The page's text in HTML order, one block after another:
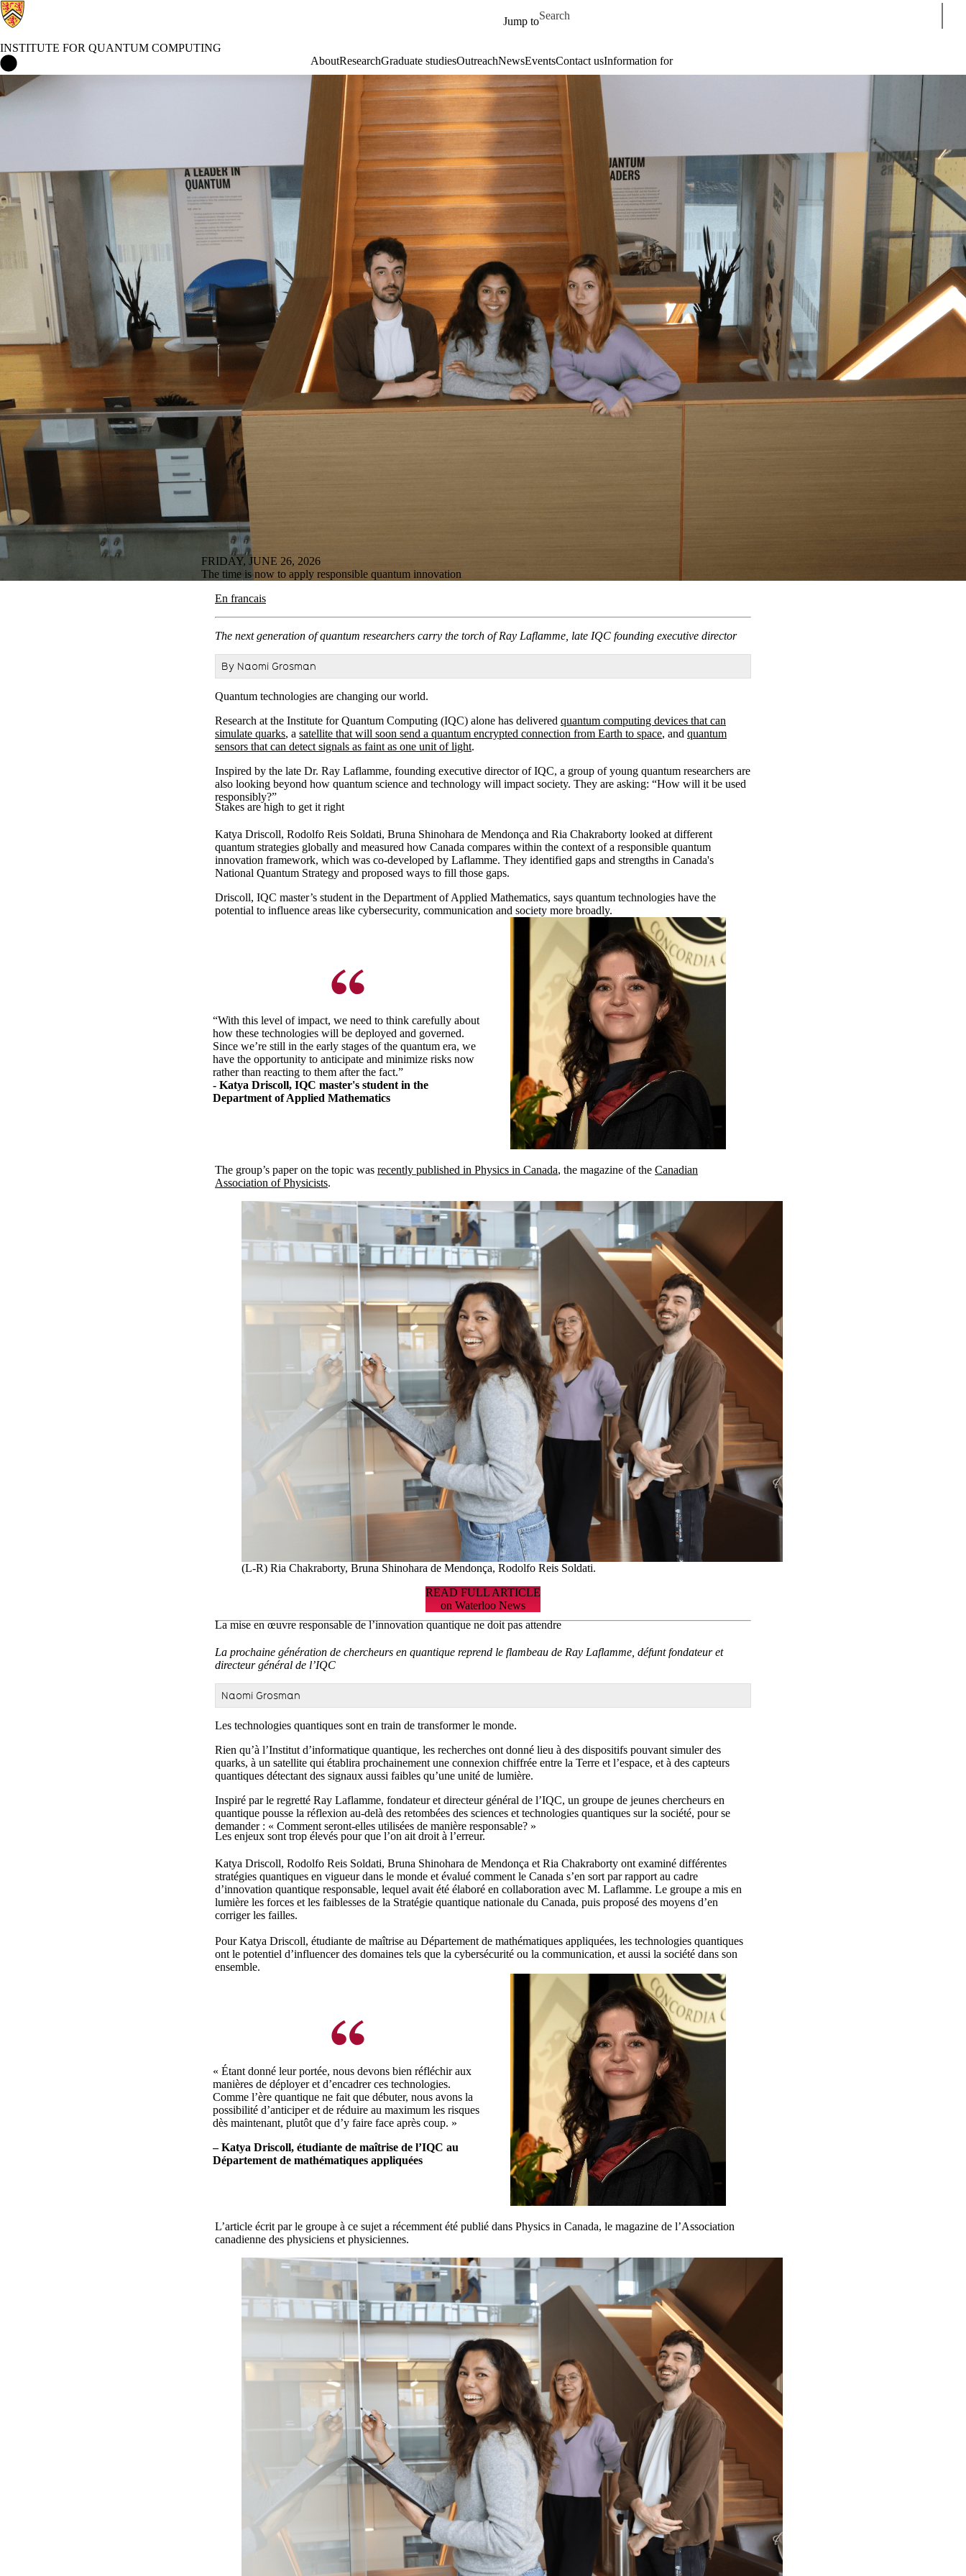
Jump to
Search for
INSTITUTE FOR QUANTUM COMPUTING
AboutResearchGraduate studiesOutreachNewsEventsContact usInformation for
FRIDAY, JUNE 26, 2026
The time is now to apply responsible quantum innovation
En francais
The next generation of quantum researchers carry the torch of Ray Laflamme, late IQC founding executive director
By Naomi Grosman
Quantum technologies are changing our world.
Research at the Institute for Quantum Computing (IQC) alone has delivered quantum computing devices that can
simulate quarks, a satellite that will soon send a quantum encrypted connection from Earth to space, and quantum
sensors that can detect signals as faint as one unit of light.
Inspired by the late Dr. Ray Laflamme, founding executive director of IQC, a group of young quantum researchers are
also looking beyond how quantum science and technology will impact society. They are asking: “How will it be used
responsibly?”
Stakes are high to get it right
Katya Driscoll, Rodolfo Reis Soldati, Bruna Shinohara de Mendonça and Ria Chakraborty looked at different
quantum strategies globally and measured how Canada compares within the context of a responsible quantum
innovation framework, which was co-developed by Laflamme. They identified gaps and strengths in Canada's
National Quantum Strategy and proposed ways to fill those gaps.
Driscoll, IQC master’s student in the Department of Applied Mathematics, says quantum technologies have the
potential to influence areas like cybersecurity, communication and society more broadly.
“With this level of impact, we need to think carefully about
how these technologies will be deployed and governed.
Since we’re still in the early stages of the quantum era, we
have the opportunity to anticipate and minimize risks now
rather than reacting to them after the fact.”
- Katya Driscoll, IQC master's student in the
Department of Applied Mathematics
The group’s paper on the topic was recently published in Physics in Canada, the magazine of the Canadian
Association of Physicists.
(L-R) Ria Chakraborty, Bruna Shinohara de Mendonça, Rodolfo Reis Soldati.
READ FULL ARTICLE
on Waterloo News
La mise en œuvre responsable de l’innovation quantique ne doit pas attendre
La prochaine génération de chercheurs en quantique reprend le flambeau de Ray Laflamme, défunt fondateur et
directeur général de l’IQC
Naomi Grosman
Les technologies quantiques sont en train de transformer le monde.
Rien qu’à l’Institut d’informatique quantique, les recherches ont donné lieu à des dispositifs pouvant simuler des
quarks, à un satellite qui établira prochainement une connexion chiffrée entre la Terre et l’espace, et à des capteurs
quantiques détectant des signaux aussi faibles qu’une unité de lumière.
Inspiré par le regretté Ray Laflamme, fondateur et directeur général de l’IQC, un groupe de jeunes chercheurs en
quantique pousse la réflexion au-delà des retombées des sciences et technologies quantiques sur la société, pour se
demander : « Comment seront-elles utilisées de manière responsable? »
Les enjeux sont trop élevés pour que l’on ait droit à l’erreur.
Katya Driscoll, Rodolfo Reis Soldati, Bruna Shinohara de Mendonça et Ria Chakraborty ont examiné différentes
stratégies quantiques en vigueur dans le monde et évalué comment le Canada s’en sort par rapport au cadre
d’innovation quantique responsable, lequel avait été élaboré en collaboration avec M. Laflamme. Le groupe a mis en
lumière les forces et les faiblesses de la Stratégie quantique nationale du Canada, puis proposé des moyens d’en
corriger les failles.
Pour Katya Driscoll, étudiante de maîtrise au Département de mathématiques appliquées, les technologies quantiques
ont le potentiel d’influencer des domaines tels que la cybersécurité ou la communication, et aussi la société dans son
ensemble.
« Étant donné leur portée, nous devons bien réfléchir aux
manières de déployer et d’encadrer ces technologies.
Comme l’ère quantique ne fait que débuter, nous avons la
possibilité d’anticiper et de réduire au maximum les risques
dès maintenant, plutôt que d’y faire face après coup. »
– Katya Driscoll, étudiante de maîtrise de l’IQC au
Département de mathématiques appliquées
L’article écrit par le groupe à ce sujet a récemment été publié dans Physics in Canada, le magazine de l’Association
canadienne des physiciens et physiciennes.